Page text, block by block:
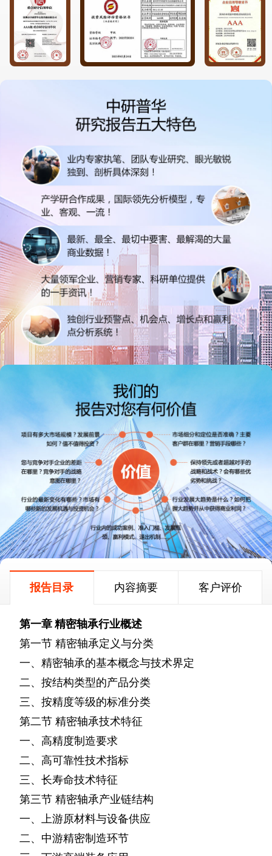
报告目录 内容摘要 客户评价
第一章精密轴承行业概述
第一节 精密轴承定义与分类
一、精密轴承的基本概念与技术界定
二、按结构类型的产品分类
三、按精度等级的标准分类
第二节 精密轴承技术特征
一、高精度制造要求
二、高可靠性技术指标
三、长寿命技术特征
第三节 精密轴承产业链结构
一、上游原材料与设备供应
二、中游精密制造环节